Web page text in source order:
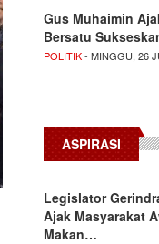
Gus Muhaimin
Bersatu
POLITIK- MINGGU, 26
ASPIRASI
Legislator
Ajak Masyarakat
Makan…